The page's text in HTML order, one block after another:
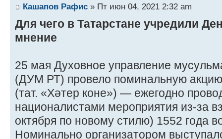
Кашапов Рафис » Пт июн 04, 2021 2:32 am
Для чего в Татарстане учредили
мнение
25 мая Духовное управление
(ДУМ РТ) провело поминальную
(тат. «Хәтер коне») — ежегодно
националистами мероприятия из-за
октября по новому стилю) 1552 года
Номинально организатором